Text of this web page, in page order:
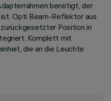
benötigt, der
Opti Beam-Reflektor aus
Position in
Komplett mit
die an die Leuchte